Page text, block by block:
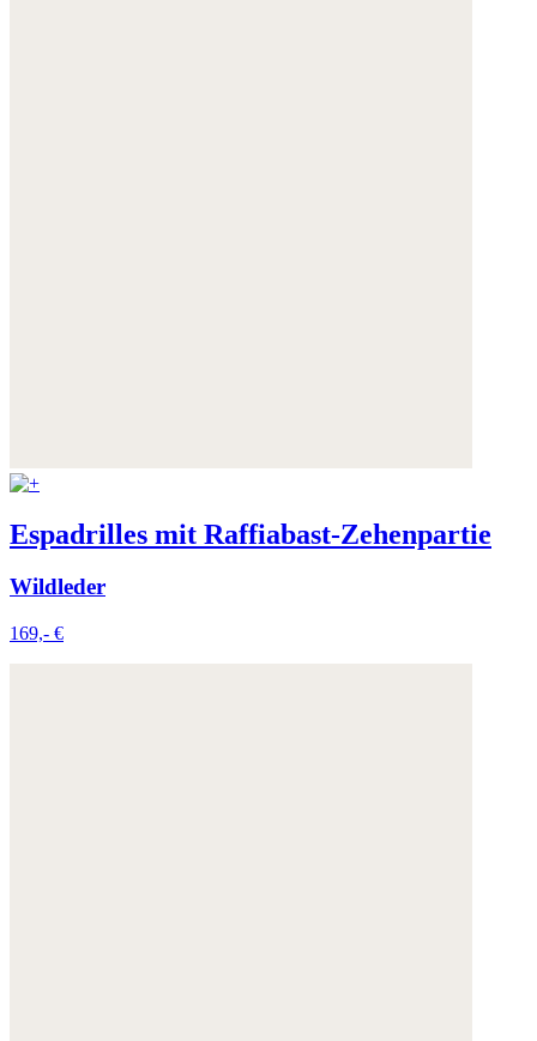
Espadrilles mit Raffiabast-Zehenpartie
Wildleder
169,- €